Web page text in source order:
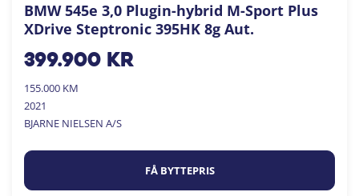
BMW 545e 3,0 Plugin-hybrid M-Sport Plus
XDrive Steptronic 395HK 8g Aut.
399.900kr
155.000 KM
2021
BJARNE NIELSEN A/S
FÅ BYTTEPRIS